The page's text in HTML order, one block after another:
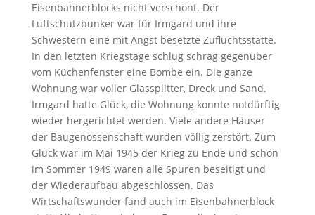
Eisenbahnerblocks nicht verschont. Der
Luftschutzbunker war für Irmgard und ihre
Schwestern eine mit Angst besetzte Zufluchtsstätte.
In den letzten Kriegstage schlug schräg gegenüber
vom Küchenfenster eine Bombe ein. Die ganze
Wohnung war voller Glassplitter, Dreck und Sand.
Irmgard hatte Glück, die Wohnung konnte notdürftig
wieder hergerichtet werden. Viele andere Häuser
der Baugenossenschaft wurden völlig zerstört. Zum
Glück war im Mai 1945 der Krieg zu Ende und schon
im Sommer 1949 waren alle Spuren beseitigt und
der Wiederaufbau abgeschlossen. Das
Wirtschaftswunder fand auch im Eisenbahnerblock